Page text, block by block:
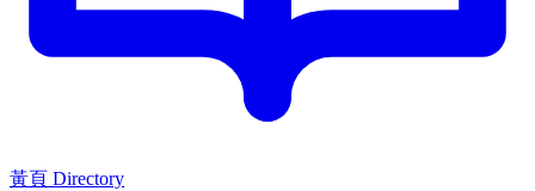
黃頁 Directory